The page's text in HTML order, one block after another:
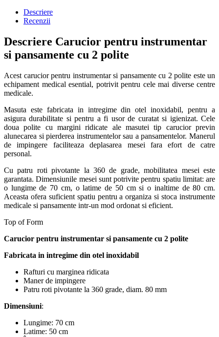
Descriere
Recenzii
Descriere Carucior pentru instrumentar
si pansamente cu 2 polite
Acest carucior pentru instrumentar si pansamente cu 2 polite este un
echipament medical esential, potrivit pentru cele mai diverse centre
medicale.
Masuta este fabricata in intregime din otel inoxidabil, pentru a
asigura durabilitate si pentru a fi usor de curatat si igienizat. Cele
doua polite cu margini ridicate ale masutei tip carucior previn
alunecarea si pierderea instrumentelor sau a pansamentelor. Manerul
de impingere faciliteaza deplasarea mesei fara efort de catre
personal.
Cu patru roti pivotante la 360 de grade, mobilitatea mesei este
garantata. Dimensiunile mesei sunt potrivite pentru spatiu limitat: are
o lungime de 70 cm, o latime de 50 cm si o inaltime de 80 cm.
Aceasta ofera suficient spatiu pentru a organiza si stoca instrumente
medicale si pansamente intr-un mod ordonat si eficient.
Top of Form
Carucior pentru instrumentar si pansamente cu 2 polite
Fabricata in intregime din otel inoxidabil
Rafturi cu marginea ridicata
Maner de impingere
Patru roti pivotante la 360 grade, diam. 80 mm
Dimensiuni:
Lungime: 70 cm
Latime: 50 cm